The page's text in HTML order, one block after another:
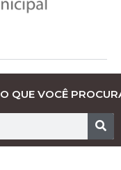
O QUE VOCÊ